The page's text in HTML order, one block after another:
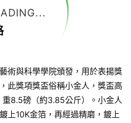
術與科學學院頒發，用於表揚獎
此獎項獎盃俗稱小金人，獎盃高
8.5磅（約3.85公斤）。小金人
上10K金箔，再經過精磨，鍍上